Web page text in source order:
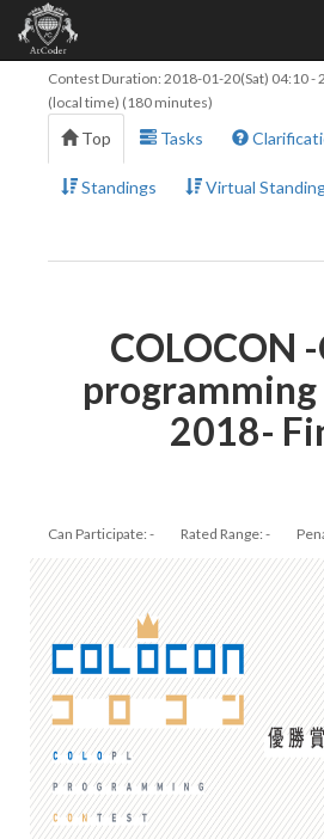
Contest Duration: 2018-01-20(Sat) 04:10-
(local time) (180 minutes)
Top Tasks
Standings Virtual
COLOCON
2018-
Can Participate: - Rated Range: -